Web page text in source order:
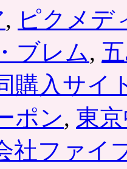
, ピクメデ
ブレム,
購入サイ
ポン, 東
社ファイ